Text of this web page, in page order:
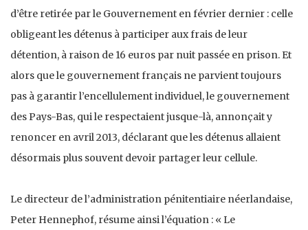
d’être retirée par le Gouvernement en février dernier : celle
obligeant les détenus à participer aux frais de leur
détention, à raison de 16 euros par nuit passée en prison. Et
alors que le gouvernement français ne parvient toujours
pas à garantir l’encellulement individuel, le gouvernement
des Pays-Bas, qui le respectaient jusque-là, annonçait y
renoncer en avril 2013, déclarant que les détenus allaient
désormais plus souvent devoir partager leur cellule.
Le directeur de l’administration pénitentiaire néerlandaise,
Peter Hennephof, résume ainsi l’équation : « Le